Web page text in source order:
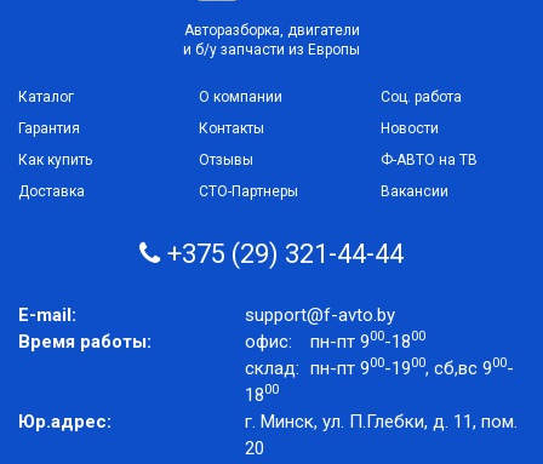
Авторазборка, двигатели
и б/у запчасти из Европы
Каталог
Гарантия
Как купить
Доставка
О компании
Контакты
Отзывы
СТО-Партнеры
Соц. работа
Новости
Ф-АВТО на ТВ
Вакансии
+375 (29) 321-44-44
E-mail:
support@f-avto.by
Время работы:
офис: пн-пт 900-1800
склад: пн-пт 900-1900, сб,вс 900-
1800
Юр.адрес:
г. Минск, ул. П.Глебки, д. 11, пом.
20